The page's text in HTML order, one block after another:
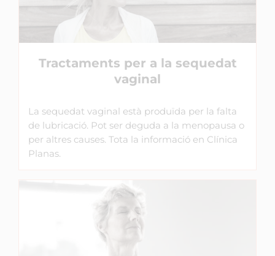
Tractaments per a la sequedat
vaginal
La sequedat vaginal està produïda per la falta
de lubricació. Pot ser deguda a la menopausa o
per altres causes. Tota la informació en Clínica
Planas.